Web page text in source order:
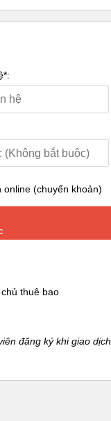
online (chuyển khoản)
thuê bao
đăng ký khi giao dịch